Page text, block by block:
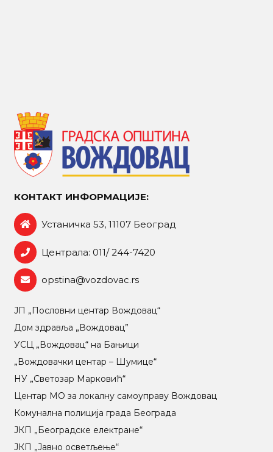
КОНТАКТ ИНФОРМАЦИЈЕ:
Устаничка 53, 11107 Београд
Централа: 011/ 244-7420
opstina@vozdovac.rs
ЈП „Пословни центар Вождовац“
Дом здравља „Вождовац”
УСЦ „Вождовац“ на Бањици
„Вождовачки центар – Шумице“
НУ „Светозар Марковић“
Центар МO за локалну самоуправу Вождовац
Комунална полиција града Београда
ЈКП „Београдске електране“
ЈКП „Јавно осветљење“